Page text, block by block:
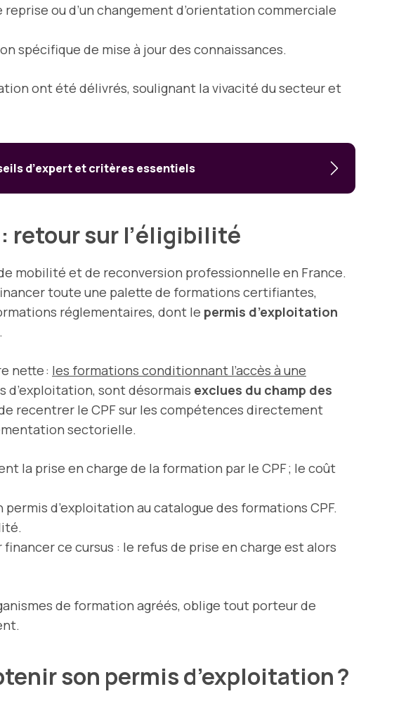
reprise ou d’un changement d’orientation commerciale
spécifique de mise à jour des connaissances.
ont été délivrés, soulignant la vivacité du secteur et
d’expert et critères essentiels
retour sur l’éligibilité
mobilité et de reconversion professionnelle en France.
toute une palette de formations certifiantes,
réglementaires, dont le permis d’exploitation
nette : les formations conditionnant l’accès à une
d’exploitation, sont désormais exclues du champ des
recentrer le CPF sur les compétences directement
sectorielle.
la prise en charge de la formation par le CPF ; le coût
d’exploitation au catalogue des formations CPF.
ce cursus : le refus de prise en charge est alors
de formation agréés, oblige tout porteur de
son permis d’exploitation ?